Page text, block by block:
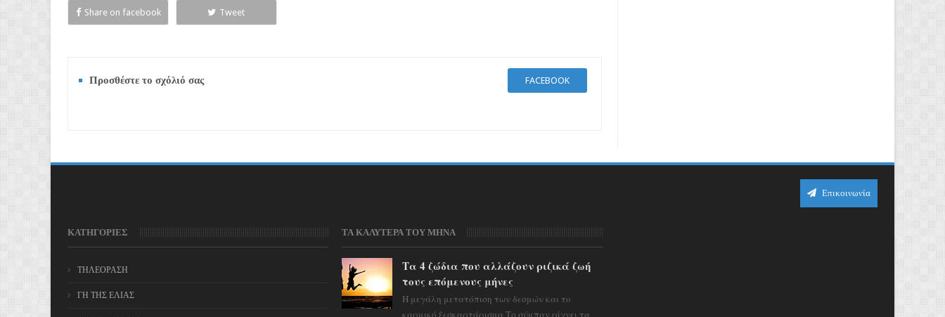
Share on facebook Tweet
Προσθέστε το σχόλιό σας FACEBOOK
Επικοινωνία
ΚΑΤΗΓΟΡΙΕΣ
ΤΗΛΕΟΡΑΣΗ
ΓΗ ΤΗΣ ΕΛΙΑΣ
ΤΑ ΚΑΛΥΤΕΡΑ ΤΟΥ ΜΗΝΑ
Τα 4 ζώδια που αλλάζουν ριζικά ζωή
τους επόμενους μήνες
Η μεγάλη μετατόπιση των δεσμών και το
καρμικό ξεσκαρτάρισμα Το σύμπαν ρίχνει τα